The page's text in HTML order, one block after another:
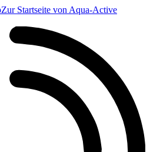
Zur Startseite von Aqua-Active